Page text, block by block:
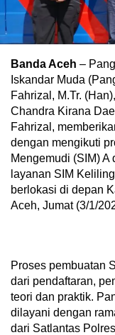
Banda Aceh –
Iskandar Muda
Fahrizal, M.Tr.
Chandra Kirana
Fahrizal,
dengan mengikuti
Mengemudi (SIM)
layanan SIM
berlokasi di depan
Aceh, Jumat (3/1/
Proses pembuatan
dari pendaftaran,
teori dan praktik.
dilayani dengan
dari Satlantas